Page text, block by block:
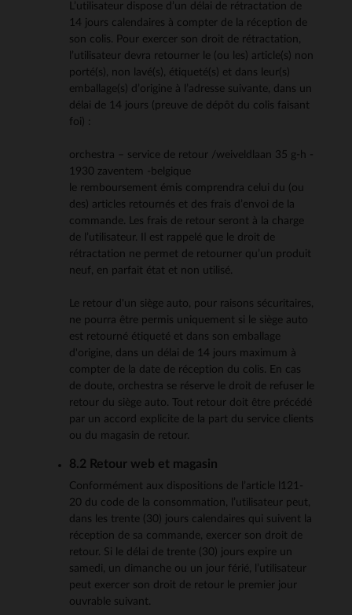
L’utilisateur dispose d’un délai de rétractation de
14 jours calendaires à compter de la réception de
son colis. Pour exercer son droit de rétractation,
l’utilisateur devra retourner le (ou les) article(s) non
porté(s), non lavé(s), étiqueté(s) et dans leur(s)
emballage(s) d’origine à l’adresse suivante, dans un
délai de 14 jours (preuve de dépôt du colis faisant
foi) :
orchestra – service de retour /weiveldlaan 35 g-h -
1930 zaventem -belgique
le remboursement émis comprendra celui du (ou
des) articles retournés et des frais d’envoi de la
commande. Les frais de retour seront à la charge
de l’utilisateur. Il est rappelé que le droit de
rétractation ne permet de retourner qu’un produit
neuf, en parfait état et non utilisé.
Le retour d'un siège auto, pour raisons sécuritaires,
ne pourra être permis uniquement si le siège auto
est retourné étiqueté et dans son emballage
d'origine, dans un délai de 14 jours maximum à
compter de la date de réception du colis. En cas
de doute, orchestra se réserve le droit de refuser le
retour du siège auto. Tout retour doit être précédé
par un accord explicite de la part du service clients
ou du magasin de retour.
8.2 Retour web et magasin
Conformément aux dispositions de l’article l121‐
20 du code de la consommation, l’utilisateur peut,
dans les trente (30) jours calendaires qui suivent la
réception de sa commande, exercer son droit de
retour. Si le délai de trente (30) jours expire un
samedi, un dimanche ou un jour férié, l’utilisateur
peut exercer son droit de retour le premier jour
ouvrable suivant.